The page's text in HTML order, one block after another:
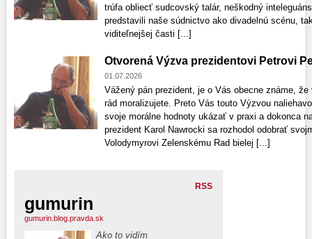
trúfa obliecť sudcovský talár, neškodný
predstavili naše súdnictvo ako divadelnú scénu,
viditeľnejšej časti [...]
Otvorená Výzva prezidentovi Petrovi
01.07.2026
Vážený pán prezident, je o Vás obecne známe,
rád moralizujete. Preto Vás touto Výzvou
svoje morálne hodnoty ukázať v praxi a dokonca
prezident Karol Nawrocki sa rozhodol odobrať
Volodymyrovi Zelenskému Rad bielej [...]
RSS
gumurin
gumurin.blog.pravda.sk
Ako to vidím